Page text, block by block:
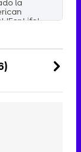
la
'For Life', ...